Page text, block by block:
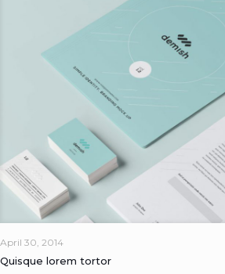
April 30, 2014
Quisque lorem tortor